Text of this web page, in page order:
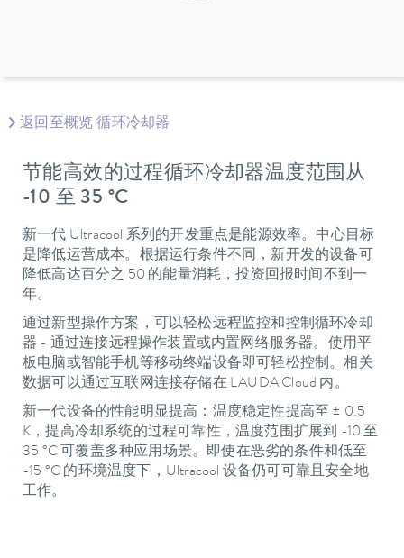
返回至概览 循环冷却器
节能高效的过程循环冷却器温度范围从
-10 至 35 °C
新一代 Ultracool 系列的开发重点是能源效率。中心目标
是降低运营成本。根据运行条件不同，新开发的设备可
降低高达百分之 50 的能量消耗，投资回报时间不到一
年。
通过新型操作方案，可以轻松远程监控和控制循环冷却
器 - 通过连接远程操作装置或内置网络服务器。使用平
板电脑或智能手机等移动终端设备即可轻松控制。相关
数据可以通过互联网连接存储在 LAUDA Cloud 内。
新一代设备的性能明显提高：温度稳定性提高至 ± 0.5
K，提高冷却系统的过程可靠性，温度范围扩展到 -10 至
35 °C 可覆盖多种应用场景。即使在恶劣的条件和低至
-15 °C 的环境温度下，Ultracool 设备仍可可靠且安全地
工作。